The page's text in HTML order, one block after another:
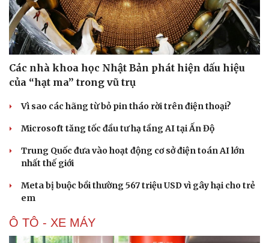
Các nhà khoa học Nhật Bản phát hiện dấu hiệu
của “hạt ma” trong vũ trụ
Vì sao các hãng từ bỏ pin tháo rời trên điện thoại?
Microsoft tăng tốc đầu tư hạ tầng AI tại Ấn Độ
Trung Quốc đưa vào hoạt động cơ sở điện toán AI lớn
nhất thế giới
Meta bị buộc bồi thường 567 triệu USD vì gây hại cho trẻ
em
Ô TÔ - XE MÁY